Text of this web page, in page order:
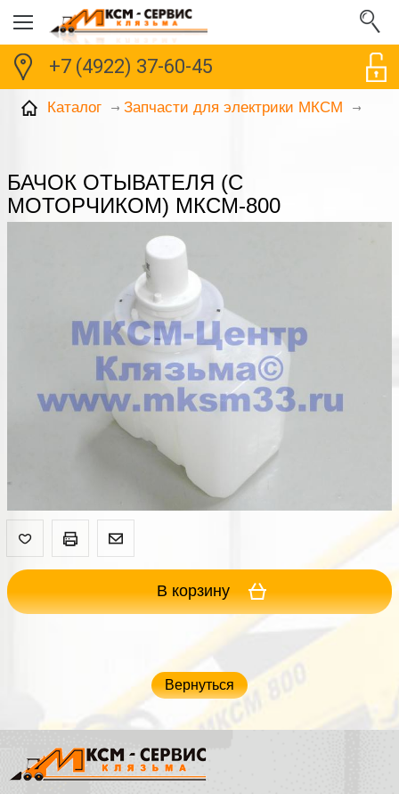
+7 (4922) 37-60-45
Каталог Запчасти для электрики МКСМ
БАЧОК ОТЫВАТЕЛЯ (С
МОТОРЧИКОМ) МКСМ-800
В корзину
Вернуться